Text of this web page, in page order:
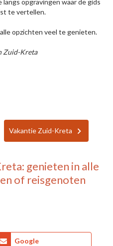
te vertellen.
opzichten veel te genieten.
Zuid-Kreta
Vakantie Zuid-Kreta
genieten in alle
of reisgenoten
Google